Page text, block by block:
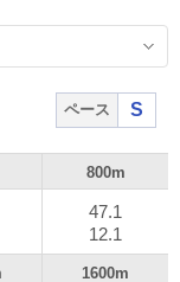
て馬群が凝縮。
され、ジャステ
コーナーに入る。
退し、アイアン
がこれをめがけ
が先頭に躍り出
ペース S
800m
47.1
12.1
1600m